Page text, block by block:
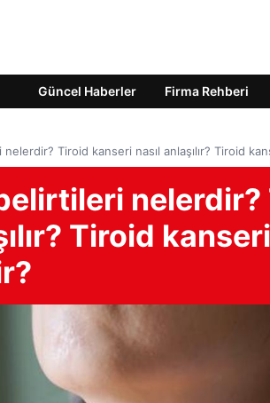
Güncel Haberler Firma Rehberi
Tiroid kanseri nasıl anlaşılır? Tiroid
nelerdir?
Tiroid